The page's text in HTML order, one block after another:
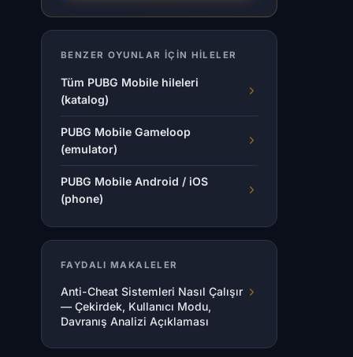
BENZER OYUNLAR IÇIN HILELER
Tüm PUBG Mobile hileleri
(katalog)
PUBG Mobile Gameloop
(emulator)
PUBG Mobile Android / iOS
(phone)
FAYDALI MAKALELER
Anti-Cheat Sistemleri Nasıl Çalışır
— Çekirdek, Kullanıcı Modu,
Davranış Analizi Açıklaması